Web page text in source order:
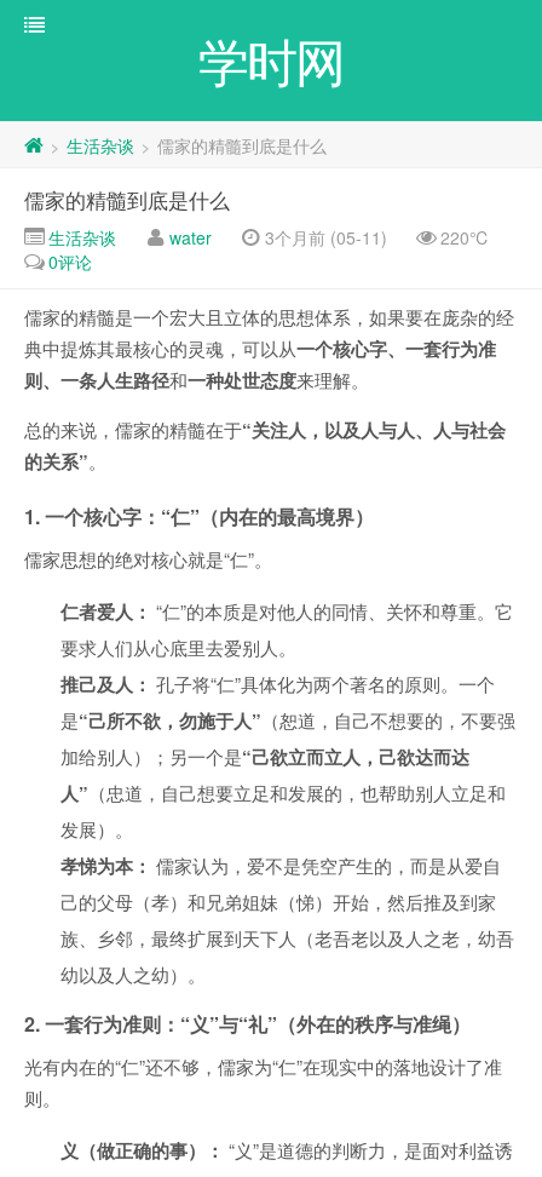
学时网
> 生活杂谈 > 儒家的精髓到底是什么
儒家的精髓到底是什么
生活杂谈 water 3个月前 (05-11)
220℃
0评论
儒家的精髓是一个宏大且立体的思想体系，如果要在庞杂的经
典中提炼其最核心的灵魂，可以从一个核心字、一套行为准
则、一条人生路径和一种处世态度来理解。
总的来说，儒家的精髓在于“关注人，以及人与人、人与社会
的关系”。
1. 一个核心字：“仁”（内在的最高境界）
儒家思想的绝对核心就是“仁”。
仁者爱人： “仁”的本质是对他人的同情、关怀和尊重。它
要求人们从心底里去爱别人。
推己及人： 孔子将“仁”具体化为两个著名的原则。一个
是“己所不欲，勿施于人” （恕道，自己不想要的，不要强
加给别人）；另一个是“己欲立而立人，己欲达而达
人” （忠道，自己想要立足和发展的，也帮助别人立足和
发展）。
孝悌为本： 儒家认为，爱不是凭空产生的，而是从爱自
己的父母（孝）和兄弟姐妹（悌）开始，然后推及到家
族、乡邻，最终扩展到天下人（老吾老以及人之老，幼吾
幼以及人之幼）。
2. 一套行为准则：“义”与“礼”（外在的秩序与准绳）
光有内在的“仁”还不够，儒家为“仁”在现实中的落地设计了准
则。
义（做正确的事）： “义”是道德的判断力，是面对利益诱